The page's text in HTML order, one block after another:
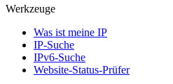
Werkzeuge
Was ist meine IP
IP-Suche
IPv6-Suche
Website-Status-Prüfer